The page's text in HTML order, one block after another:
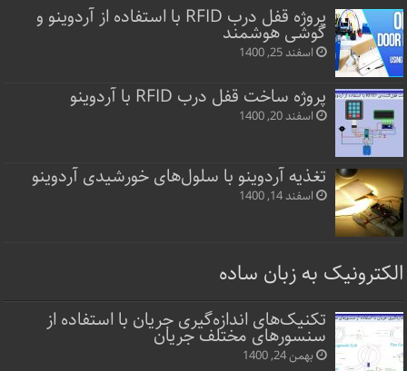
پروژه قفل‌ درب RFID با استفاده از آردوینو و
گوشی هوشمند
اسفند 25, 1400
پروژه ساخت قفل‌ درب RFID با آردوینو
اسفند 20, 1400
تغذیه آردوینو با سلول‌های خورشیدی آردوینو
اسفند 14, 1400
الکترونیک به زبان ساده
تکنیک‌های اندازه‌گیری جریان با استفاده از
سنسورهای مختلف جریان
بهمن 24, 1400